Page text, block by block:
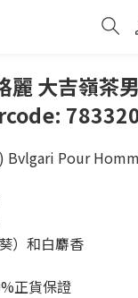
麗 大吉嶺茶
Bvlgari Pour
）和白麝香
正貨保證